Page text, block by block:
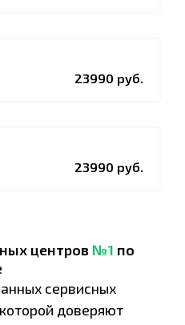
23990 руб.
23990 руб.
центров №1 по
сервисных
доверяют